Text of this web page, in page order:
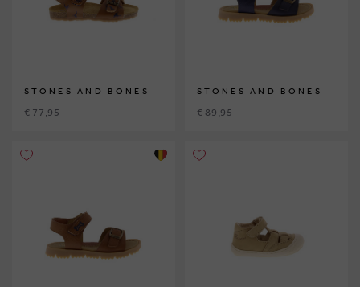
STONES AND BONES
€ 77,95
STONES AND BONES
€ 89,95